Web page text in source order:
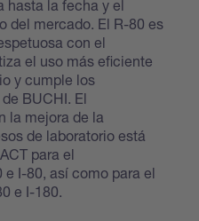
hasta la fecha y el
del mercado. El R-80 es
con el
el uso más eficiente
y cumple los
BUCHI. El
la mejora de la
de laboratorio está
para el
I-80, así como para el
e I-180.